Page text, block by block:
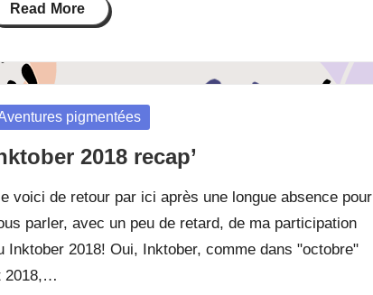
Read More
pigmentées
2018 recap’
voici de retour par ici après une longue absence pour
parler, avec un peu de retard, de ma participation
Inktober 2018! Oui, Inktober, comme dans "octobre"
2018,…